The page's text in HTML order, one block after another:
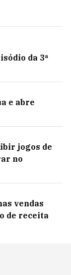
da 3ª
e abre
jogos de
no
vendas
de receita